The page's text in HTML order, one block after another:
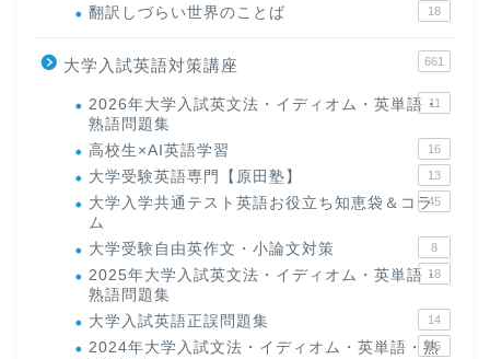
翻訳しづらい世界のことば 18
大学入試英語対策講座 661
2026年大学入試英文法・イディオム・英単語・
熟語問題集
11
高校生×AI英語学習 16
大学受験英語専門【原田塾】 13
大学入学共通テスト英語お役立ち知恵袋＆コラ
ム
45
大学受験自由英作文・小論文対策 8
2025年大学入試英文法・イディオム・英単語・
熟語問題集
18
大学入試英語正誤問題集 14
2024年大学入試文法・イディオム・英単語・熟
15